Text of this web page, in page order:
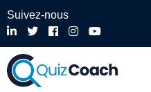
Suivez-nous